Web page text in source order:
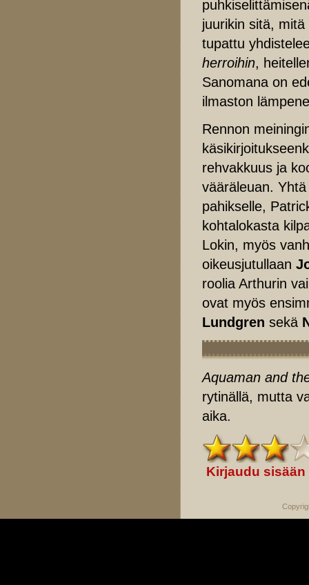
juurikin sitä,
tupattu
herroihin,
Sanomana on
ilmaston
Rennon
rehvakkuus ja
vääräleuan.
pahikselle,
kohtalokasta
Lokin, myös
oikeusjutullaan
roolia Arthurin
ovat myös
Lundgren sekä
Aquaman and
rytinällä, mutta
aika.
Kirjaudu sisään